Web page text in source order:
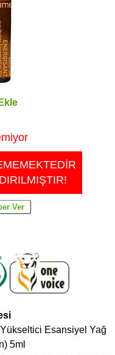
Esansiyel Yağ
5ml